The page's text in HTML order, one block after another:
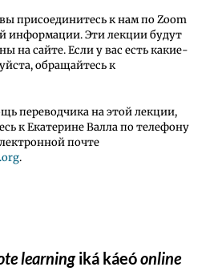
присоединитесь к нам по Zoom
информации. Эти лекции будут
на сайте. Если у вас есть какие-
обращайтесь к
переводчика на этой лекции,
к Екатерине Валла по телефону
почте
.
learningiká káeóonline